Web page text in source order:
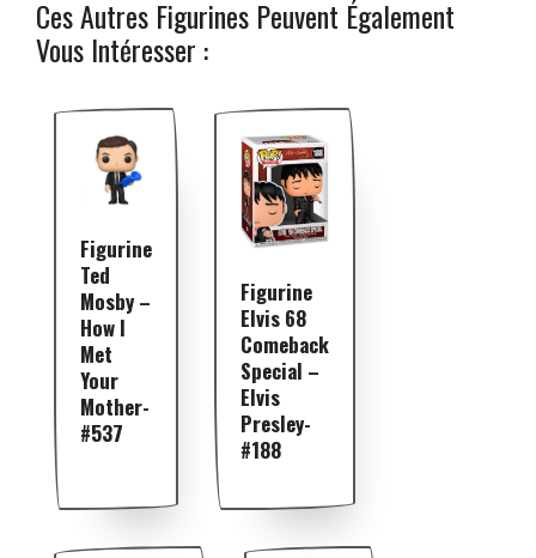
Ces Autres Figurines Peuvent Également
Vous Intéresser :
Figurine
Ted
Mosby –
How I
Met
Your
Mother-
#537
Figurine
Elvis 68
Comeback
Special –
Elvis
Presley-
#188